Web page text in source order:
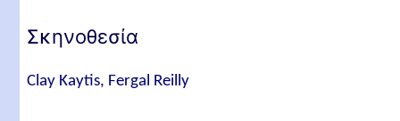
Σκηνοθεσία
Clay Kaytis, Fergal Reilly